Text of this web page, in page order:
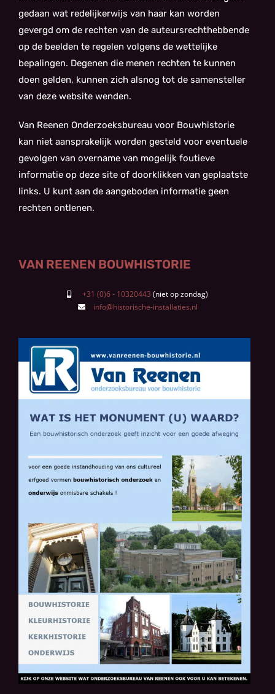
gedaan wat redelijkerwijs van haar kan worden
gevergd om de rechten van de auteursrechthebbende
op de beelden te regelen volgens de wettelijke
bepalingen. Degenen die menen rechten te kunnen
doen gelden, kunnen zich alsnog tot de samensteller
van deze website wenden.
Van Reenen Onderzoeksbureau voor Bouwhistorie
kan niet aansprakelijk worden gesteld voor eventuele
gevolgen van overname van mogelijk foutieve
informatie op deze site of doorklikken van geplaatste
links. U kunt aan de aangeboden informatie geen
rechten ontlenen.
VAN REENEN BOUWHISTORIE
+31 (0)6 - 10320443
info@historische-installaties.nl